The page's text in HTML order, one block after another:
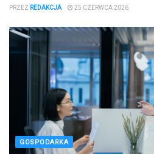
PRZEZ REDAKCJA 25 CZERWCA 2026
GOSPODARKA